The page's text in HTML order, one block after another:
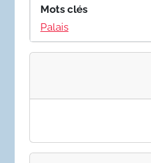
Mots clés
Palais